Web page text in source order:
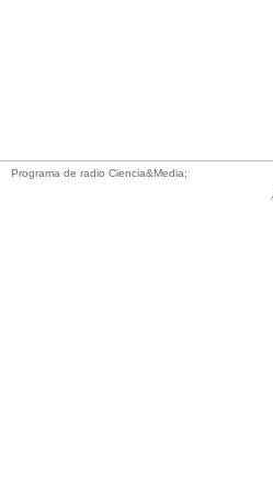
Programa de radio Ciencia&Media;